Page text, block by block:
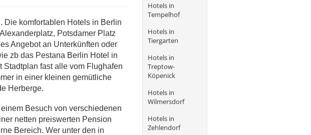
Die komfortablen Hotels in Berlin
Potsdamer Platz
Angebot an Unterkünften oder
zb das Pestana Berlin Hotel in
fast alle vom Flughafen
in einer kleinen gemütliche
Herberge.
Besuch von verschiedenen
netten preiswerten Pension
Bereich. Wer unter den in
Hotels in
Tempelhof
Hotels in
Tiergarten
Hotels in
Treptow-
Köpenick
Hotels in
Wilmersdorf
Hotels in
Zehlendorf